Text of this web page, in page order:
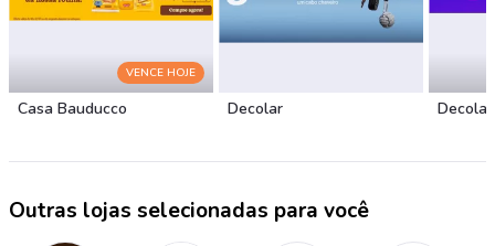
VENCE HOJE
Casa Bauducco Decolar Decolar
Outras lojas selecionadas para você